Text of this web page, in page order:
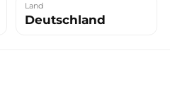
Land
Deutschland